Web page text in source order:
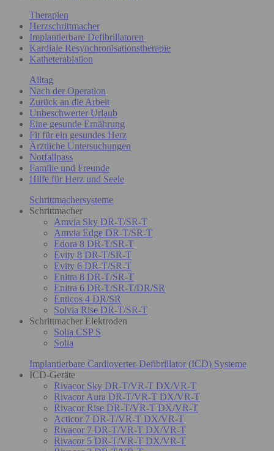
Therapien
Herzschrittmacher
Implantierbare Defibrillatoren
Kardiale Resynchronisationstherapie
Katheterablation
Alltag
Nach der Operation
Zurück an die Arbeit
Unbeschwerter Urlaub
Eine gesunde Ernährung
Fit für ein gesundes Herz
Ärztliche Untersuchungen
Notfallpass
Familie und Freunde
Hilfe für Herz und Seele
Schrittmachersysteme
Schrittmacher
Amvia Sky DR-T/SR-T
Amvia Edge DR-T/SR-T
Edora 8 DR-T/SR-T
Evity 8 DR-T/SR-T
Evity 6 DR-T/SR-T
Enitra 8 DR-T/SR-T
Enitra 6 DR-T/SR-T/DR/SR
Enticos 4 DR/SR
Solvia Rise DR-T/SR-T
Schrittmacher Elektroden
Solia CSP S
Solia
Implantierbare Cardioverter-Defibrillator (ICD) Systeme
ICD-Geräte
Rivacor Sky DR-T/VR-T DX/VR-T
Rivacor Aura DR-T/VR-T DX/VR-T
Rivacor Rise DR-T/VR-T DX/VR-T
Acticor 7 DR-T/VR-T DX/VR-T
Rivacor 7 DR-T/VR-T DX/VR-T
Rivacor 5 DR-T/VR-T DX/VR-T